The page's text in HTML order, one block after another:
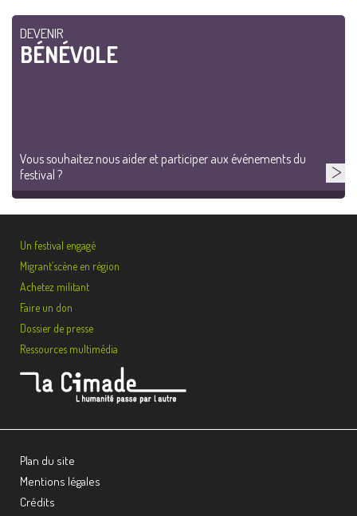
DEVENIR
BÉNÉVOLE
Vous souhaitez nous aider et participer aux événements du
festival ?
Un festival engagé
Migrant’scène en région
Achetez militant
Faire un don
Dossier de presse
Ressources multimédia
Plan du site
Mentions légales
Crédits